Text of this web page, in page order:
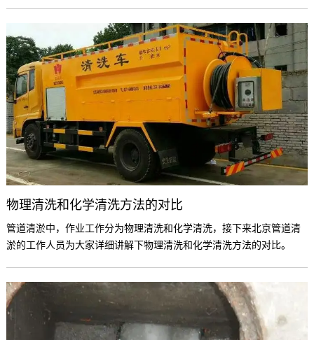
物理清洗和化学清洗方法的对比
管道清淤中，作业工作分为物理清洗和化学清洗，接下来北京管道清
淤的工作人员为大家详细讲解下物理清洗和化学清洗方法的对比。